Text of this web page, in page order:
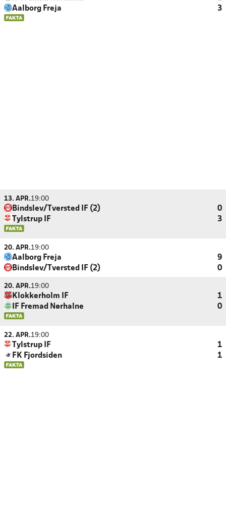
Aalborg Freja
3
13. APR.19:00
Bindslev/Tversted IF (2)
0
Tylstrup IF
3
20. APR.19:00
Aalborg Freja
9
Bindslev/Tversted IF (2)
0
20. APR.19:00
Klokkerholm IF
1
IF Fremad Nørhalne
0
22. APR.19:00
Tylstrup IF
1
FK Fjordsiden
1